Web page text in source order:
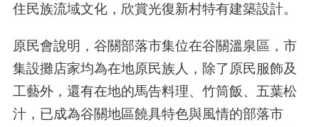
住民族流域文化，欣賞光復新村特有建築設計。
原民會說明，谷關部落市集位在谷關溫泉區，市
集設攤店家均為在地原民族人，除了原民服飾及
工藝外，還有在地的馬告料理、竹筒飯、五葉松
汁，已成為谷關地區饒具特色與風情的部落市